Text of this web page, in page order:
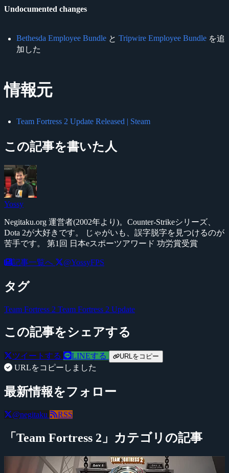
Undocumented changes
Bethesda Employee Bundle と Tripwire Employee Bundle を追
加した
情報元
Team Fortress 2 Update Released | Steam
この記事を書いた人
Yossy
Negitaku.org 運営者(2002年より)。Counter-Strikeシリーズ、
Dota 2が大好きです。 じゃがいも、誤字脱字を見つけるのが
苦手です。 第1回 日本eスポーツアワード 功労賞受賞
記事一覧へ @YossyFPS
タグ
Team Fortress 2 Team Fortress 2 Update
この記事をシェアする
ツイートする LINEする URLをコピー
URLをコピーしました
最新情報をフォロー
@negitaku RSS
「Team Fortress 2」カテゴリの記事